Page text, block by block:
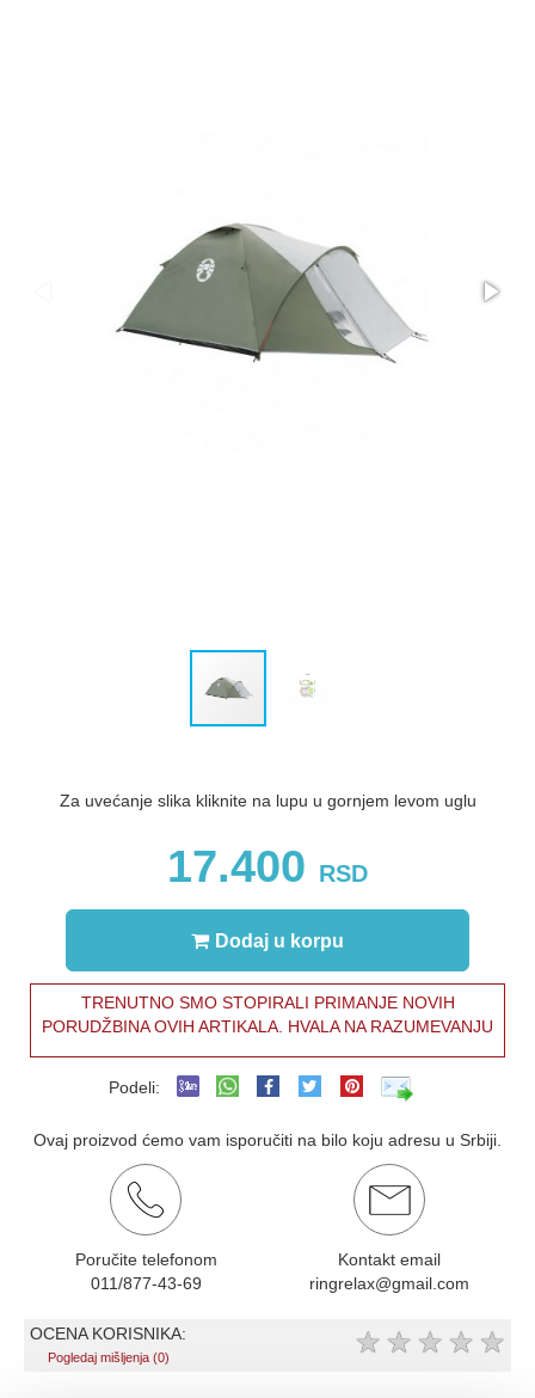
Za uvećanje slika kliknite na lupu u gornjem levom uglu
17.400 RSD
Dodaj u korpu
TRENUTNO SMO STOPIRALI PRIMANJE NOVIH
PORUDŽBINA OVIH ARTIKALA. HVALA NA RAZUMEVANJU
Podeli:
Ovaj proizvod ćemo vam isporučiti na bilo koju adresu u Srbiji.
Poručite telefonom
011/877-43-69
Kontakt email
ringrelax@gmail.com
OCENA KORISNIKA:
Pogledaj mišljenja (0) ★ ★ ★ ★ ★